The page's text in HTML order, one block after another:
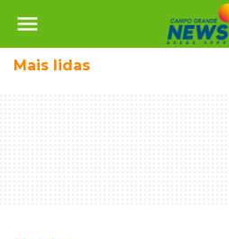
menu
Mais lidas